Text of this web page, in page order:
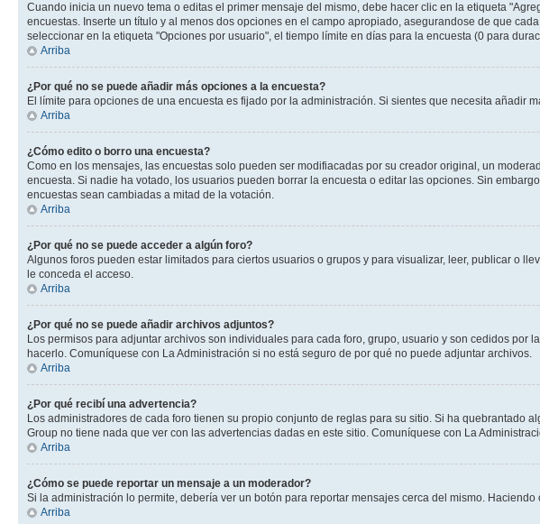
Cuando inicia un nuevo tema o editas el primer mensaje del mismo, debe hacer clic en la etiqueta
encuestas. Inserte un título y al menos dos opciones en el campo apropiado, asegurandose de que
seleccionar en la etiqueta "Opciones por usuario", el tiempo límite en días para la encuesta (0 para
Arriba
¿Por qué no se puede añadir más opciones a la encuesta?
El límite para opciones de una encuesta es fijado por la administración. Si sientes que necesita añadir
Arriba
¿Cómo edito o borro una encuesta?
Como en los mensajes, las encuestas solo pueden ser modifiacadas por su creador original, un
encuesta. Si nadie ha votado, los usuarios pueden borrar la encuesta o editar las opciones. Sin
encuestas sean cambiadas a mitad de la votación.
Arriba
¿Por qué no se puede acceder a algún foro?
Algunos foros pueden estar limitados para ciertos usuarios o grupos y para visualizar, leer, publicar o
le conceda el acceso.
Arriba
¿Por qué no se puede añadir archivos adjuntos?
Los permisos para adjuntar archivos son individuales para cada foro, grupo, usuario y son cedidos
hacerlo. Comuníquese con La Administración si no está seguro de por qué no puede adjuntar archivos.
Arriba
¿Por qué recibí una advertencia?
Los administradores de cada foro tienen su propio conjunto de reglas para su sitio. Si ha
Group no tiene nada que ver con las advertencias dadas en este sitio. Comuníquese con La
Arriba
¿Cómo se puede reportar un mensaje a un moderador?
Si la administración lo permite, debería ver un botón para reportar mensajes cerca del mismo.
Arriba